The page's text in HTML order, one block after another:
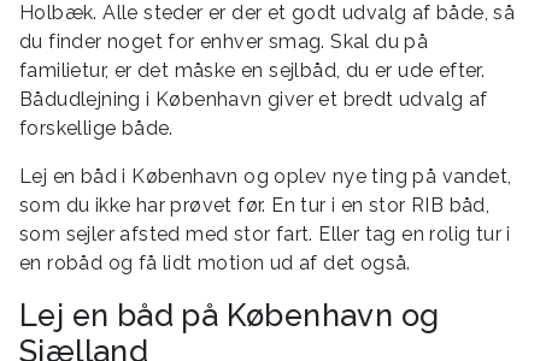
Holbæk. Alle steder er der et godt udvalg af både, så
du finder noget for enhver smag. Skal du på
familietur, er det måske en sejlbåd, du er ude efter.
Bådudlejning i København giver et bredt udvalg af
forskellige både.
Lej en båd i København og oplev nye ting på vandet,
som du ikke har prøvet før. En tur i en stor RIB båd,
som sejler afsted med stor fart. Eller tag en rolig tur i
en robåd og få lidt motion ud af det også.
Lej en båd på København og
Sjælland